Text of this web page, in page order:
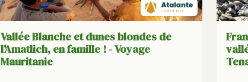
Vallée Blanche et dunes blondes de
l'Amatlich, en famille ! - Voyage
Mauritanie